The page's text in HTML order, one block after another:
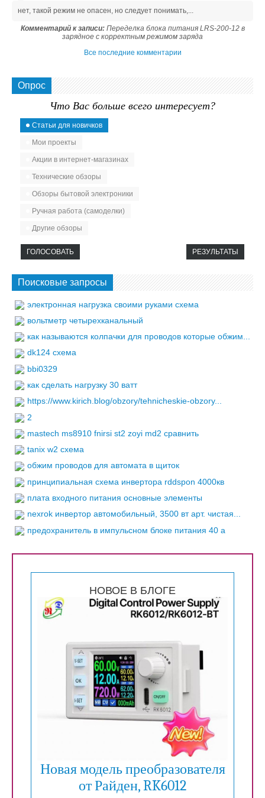
нет, такой режим не опасен, но следует понимать,...
Комментарий к записи:Переделка блока питания LRS-200-12 в
зарядное с корректным режимом заряда
Все последние комментарии
Опрос
Что Вас больше всего интересует?
Статьи для новичков
Мои проекты
Акции в интернет-магазинах
Технические обзоры
Обзоры бытовой электроники
Ручная работа (самоделки)
Другие обзоры
ГОЛОСОВАТЬ РЕЗУЛЬТАТЫ
Поисковые запросы
электронная нагрузка своими руками схема
вольтметр четырехканальный
как называются колпачки для проводов которые обжим...
dk124 схема
bbi0329
как сделать нагрузку 30 ватт
https://www.kirich.blog/obzory/tehnicheskie-obzory...
2
mastech ms8910 fnirsi st2 zoyi md2 сравнить
tanix w2 схема
обжим проводов для автомата в щиток
принципиальная схема инвертора rddspon 4000кв
плата входного питания основные элементы
nexrok инвертор автомобильный, 3500 вт арт. чистая...
предохранитель в импульсном блоке питания 40 а
НОВОЕ В БЛОГЕ
Новая модель преобразователя
от Райден, RK6012